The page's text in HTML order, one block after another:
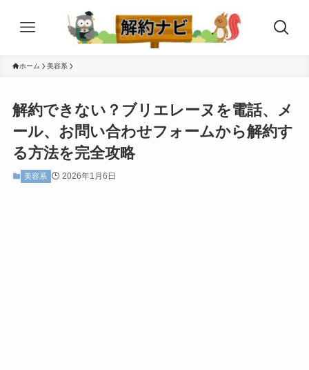
ホーム 美容系
解約できない？ブリエレーヌを電話、メ
ール、お問い合わせフォームから解約す
る方法を完全攻略
美容系 2026年1月6日